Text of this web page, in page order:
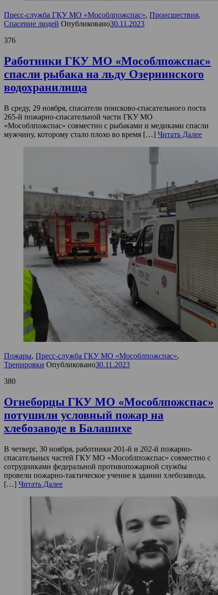
Пресс-служба ГКУ МО «Мособлпожспас», Происшествия,
Спасение людей Опубликовано30.11.2023
376
Работники ГКУ МО «Мособлпожспас»
спасли рыбака на льду Озернинского
водохранилища
В среду, 29 ноября, спасатели поисково-спасательного поста
265-й пожарно-спасательной части ГКУ МО
«Мособлпожспас» совместно с рыбаками и медиками спасли
мужчину, которому стало плохо во время […] Читать Далее
Пожары, Пресс-служба ГКУ МО «Мособлпожспас»,
Тренировки Опубликовано30.11.2023
380
Огнеборцы ГКУ МО «Мособлпожспас»
потушили условный пожар на
хлебозаводе в Балашихе
В четверг, 30 ноября, работники 201-й и 202-й пожарно-
спасательных частей ГКУ МО «Мособлпожспас» совместно с
сотрудниками федеральной противопожарной службы
провели пожарно-тактическое учение в здании хлебозавода,
[…] Читать Далее